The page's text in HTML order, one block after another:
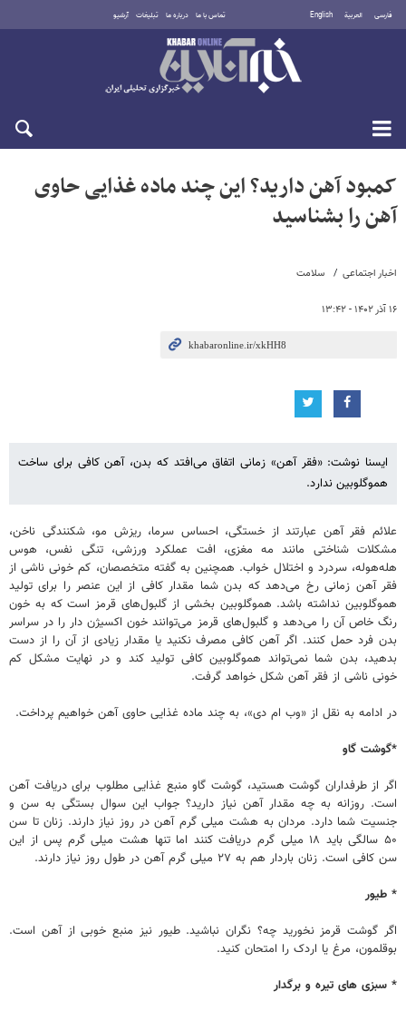
فارسی العربية English تماس با ما درباره ما تبلیغات آرشیو
جمعه ۱۶ مرداد ۱۴۰۵
اخبار اجتماعی سلامت
۱۶ آذر ۱۴۰۲ - ۱۳:۴۲
کمبود آهن دارید؟ این چند ماده غذایی حاوی
آهن را بشناسید
ایسنا نوشت: «فقر آهن» زمانی اتفاق می‌افتد که بدن، آهن کافی برای ساخت
هموگلوبین ندارد.
علائم فقر آهن عبارتند از خستگی، احساس سرما، ریزش مو، شکنندگی ناخن،
مشکلات شناختی مانند مه مغزی، افت عملکرد ورزشی، تنگی نفس، هوس
هله‌هوله، سردرد و اختلال خواب. همچنین به گفته متخصصان، کم خونی ناشی از
فقر آهن زمانی رخ می‌دهد که بدن شما مقدار کافی از این عنصر را برای تولید
هموگلوبین نداشته باشد. هموگلوبین بخشی از گلبول‌های قرمز است که به خون
رنگ خاص آن را می‌دهد و گلبول‌های قرمز می‌توانند خون اکسیژن دار را در سراسر
بدن فرد حمل کنند. اگر آهن کافی مصرف نکنید یا مقدار زیادی از آن را از دست
بدهید، بدن شما نمی‌تواند هموگلوبین کافی تولید کند و در نهایت مشکل کم
خونی ناشی از فقر آهن شکل خواهد گرفت.
در ادامه به نقل از «وب ام دی»، به چند ماده غذایی حاوی آهن خواهیم پرداخت.
*گوشت گاو
اگر از طرفداران گوشت هستید، گوشت گاو منبع غذایی مطلوب برای دریافت آهن
است. روزانه به چه مقدار آهن نیاز دارید؟ جواب این سوال بستگی به سن و
جنسیت شما دارد. مردان به هشت میلی گرم آهن در روز نیاز دارند. زنان تا سن
۵۰ سالگی باید ۱۸ میلی گرم دریافت کنند اما تنها هشت میلی گرم پس از این
سن کافی است. زنان باردار هم به ۲۷ میلی گرم آهن در طول روز نیاز دارند.
* طیور
اگر گوشت قرمز نخورید چه؟ نگران نباشید. طیور نیز منبع خوبی از آهن است.
بوقلمون، مرغ یا اردک را امتحان کنید.
* سبزی های تیره و برگدار